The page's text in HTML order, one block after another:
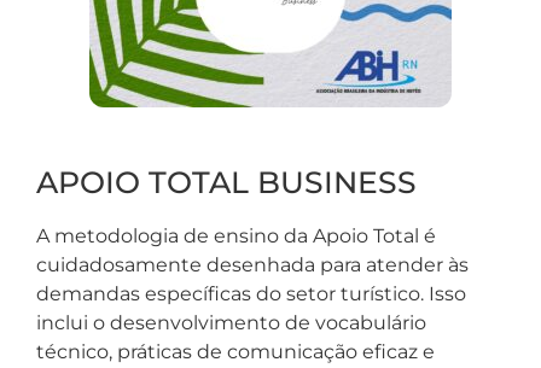
APOIO TOTAL BUSINESS
A metodologia de ensino da Apoio Total é
cuidadosamente desenhada para atender às
demandas específicas do setor turístico. Isso
inclui o desenvolvimento de vocabulário
técnico, práticas de comunicação eficaz e